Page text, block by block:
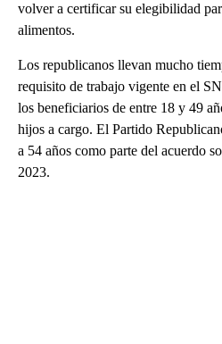
volver a certificar su elegibilidad
alimentos.
Los republicanos llevan mucho
requisito de trabajo vigente en el
los beneficiarios de entre 18 y 49
hijos a cargo. El Partido
a 54 años como parte del acuerdo
2023.